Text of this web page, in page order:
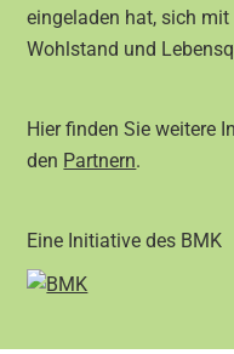
eingeladen hat, sich
Wohlstand und
Hier finden Sie weitere
den Partnern.
Eine Initiative des BMK